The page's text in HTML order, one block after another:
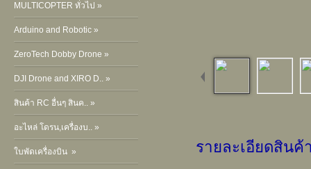
MULTICOPTER ทั่วไป »
Arduino and Robotic »
ZeroTech Dobby Drone »
DJI Drone and XIRO D.. »
สินค้า RC อื่นๆ สินค.. »
อะไหล่ โดรน,เครื่องบ.. »
ใบพัดเครื่องบิน » รายละเอียดสินค้